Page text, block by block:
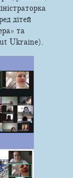
дітей
та
Ukraine).